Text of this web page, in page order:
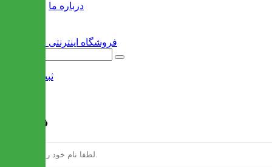
درباره ما
ثبت نام
فرم ثبت نام